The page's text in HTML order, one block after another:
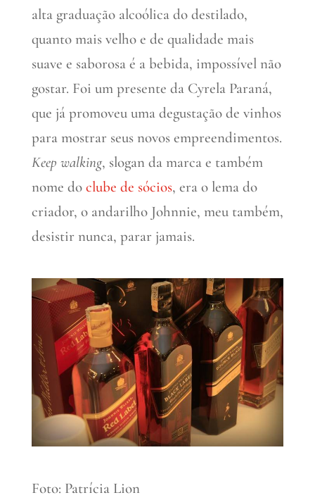
alta graduação alcoólica do destilado,
quanto mais velho e de qualidade mais
suave e saborosa é a bebida, impossível não
gostar. Foi um presente da Cyrela Paraná,
que já promoveu uma degustação de vinhos
para mostrar seus novos empreendimentos.
Keep walking, slogan da marca e também
nome do clube de sócios, era o lema do
criador, o andarilho Johnnie, meu também,
desistir nunca, parar jamais.
Foto: Patrícia Lion